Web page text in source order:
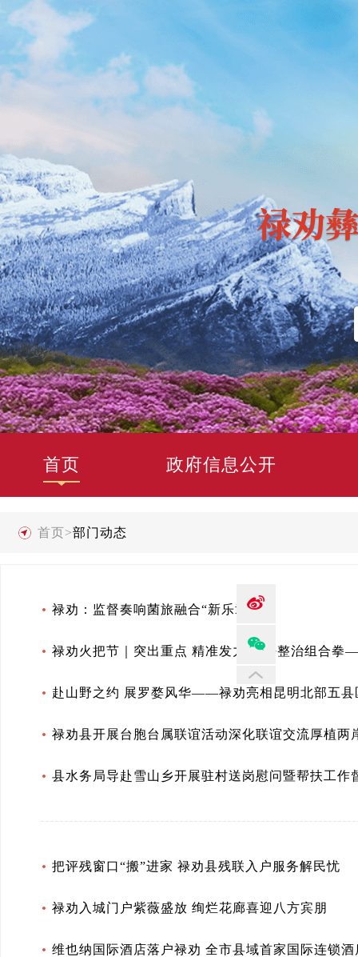
首页 政府信息公开
首页>部门动态
禄劝：监督奏响菌旅融合“新乐章”
禄劝火把节｜突出重点 精准发力 打好整治组合拳
赴山野之约 展罗婺风华——禄劝亮相昆明北部五县
禄劝县开展台胞台属联谊活动深化联谊交流厚植两
县水务局导赴雪山乡开展驻村送岗慰问暨帮扶工作
把评残窗口“搬”进家 禄劝县残联入户服务解民忧
禄劝入城门户紫薇盛放 绚烂花廊喜迎八方宾朋
维也纳国际酒店落户禄劝 全市县域首家国际连锁